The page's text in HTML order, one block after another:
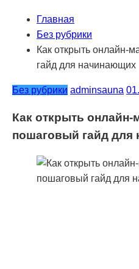
Главная
Без рубрики
Как открыть онлайн-
гайд для начинающих
Без рубрики adminsauna
Как открыть
пошаговый гайд для